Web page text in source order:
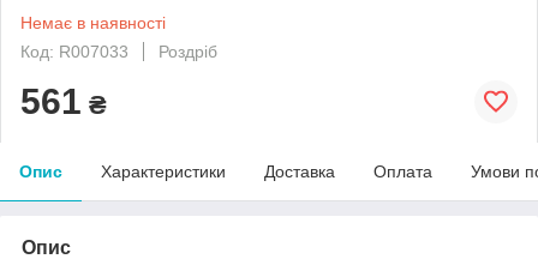
Немає в наявності
Код: R007033
Роздріб
561 ₴
Опис Характеристики Доставка Оплата Умови
Опис